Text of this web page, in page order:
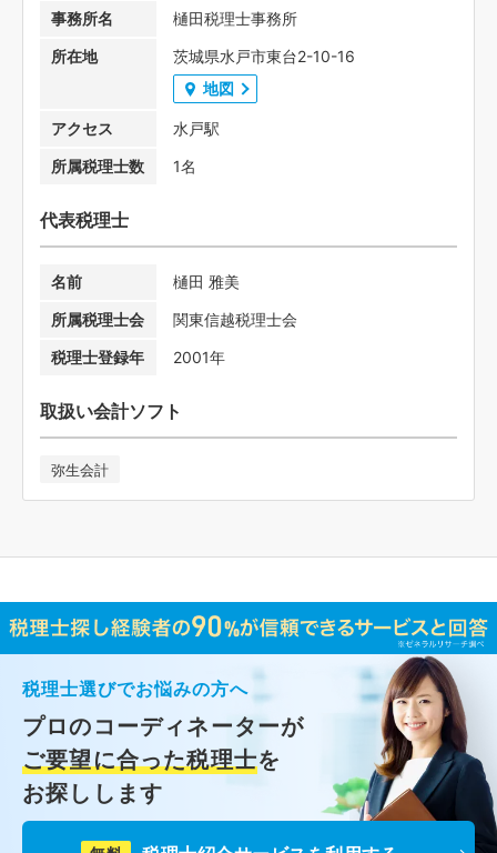
事務所名
樋田税理士事務所
所在地
茨城県水戸市東台2-10-16
地図
アクセス
水戸駅
所属税理士数
1名
代表税理士
名前
樋田 雅美
所属税理士会
関東信越税理士会
税理士登録年
2001年
取扱い会計ソフト
弥生会計
税理士選びでお悩みの方へ
プロのコーディネーターが
ご要望に合った税理士を
お探しします